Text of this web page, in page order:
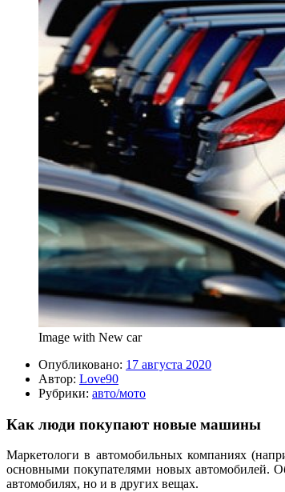
Image with New car
Опубликовано: 17 августа 2020
Автор: Love90
Рубрики: авто/мото
Как люди покупают новые машины
Маркетологи в автомобильных компаниях
основными покупателями новых автомобилей.
автомобилях, но и в других вещах.